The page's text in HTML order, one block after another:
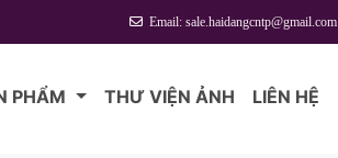
Email: sale.haidangcntp@gmail.com
PHẨM THƯ VIỆN ẢNH LIÊN HỆ